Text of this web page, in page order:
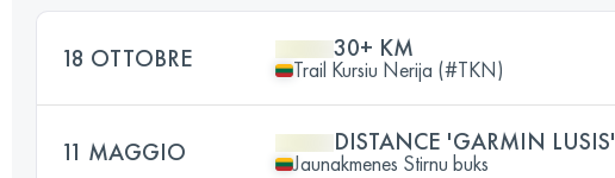
18 OTTOBRE 30+ KM
Trail Kursiu Nerija (#TKN)
11 MAGGIO DISTANCE 'GARMIN LUSIS'
Jaunakmenes Stirnu buks